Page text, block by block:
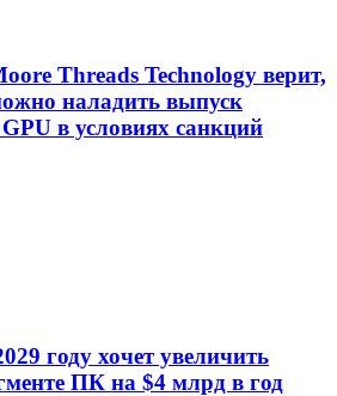
Threads Technology верит,
наладить выпуск
в условиях санкций
году хочет увеличить
ПК на $4 млрд в год